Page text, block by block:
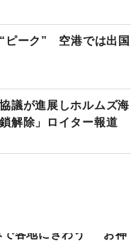
ピーク” 空港では出国
議が進展しホルムズ海
解除」ロイター報道
で各地にぎわう “お神